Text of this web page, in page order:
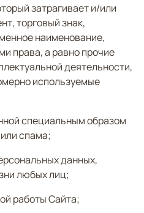
затрагивает и/или
торговый знак,
наименование,
права, а равно прочие
деятельности,
используемые
специальным образом
спама;
данных,
любых лиц;
работы Сайта;